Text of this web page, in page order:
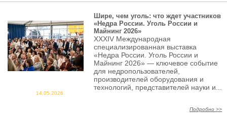
14.05.2026
Шире, чем уголь: что ждет участников
«Недра России. Уголь России и
Майнинг 2026»
XXXIV Международная
специализированная выставка
«Недра России. Уголь России и
Майнинг 2026» — ключевое событие
для недропользователей,
производителей оборудования и
технологий, представителей науки и...
Подробно >>